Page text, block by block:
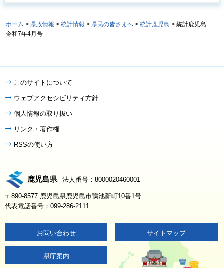
ホーム > 県政情報 > 統計情報 > 県民の皆さまへ > 統計鹿児島 > 統計鹿児島
令和7年4月号
このサイトについて
ウェブアクセシビリティ方針
個人情報の取り扱い
リンク・著作権
RSSの使い方
鹿児島県 法人番号：8000020460001
〒890-8577 鹿児島県鹿児島市鴨池新町10番1号
代表電話番号：099-286-2111
お問い合わせ サイトマップ
県庁案内